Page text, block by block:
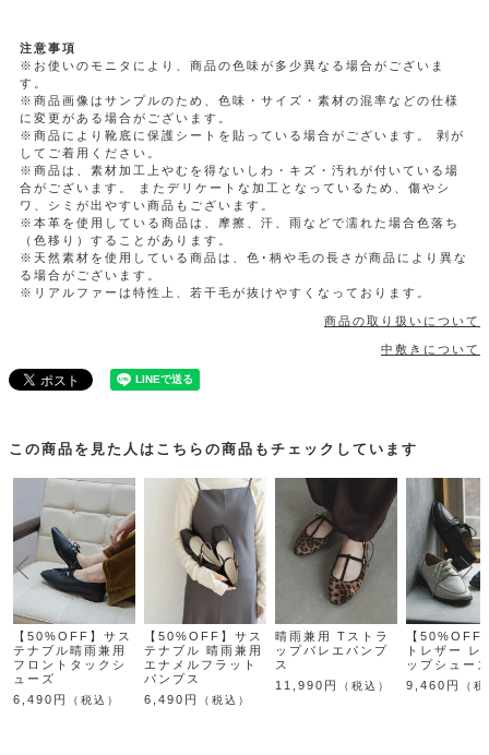
注意事項
※お使いのモニタにより、商品の色味が多少異なる場合がございま
す。
※商品画像はサンプルのため、色味・サイズ・素材の混率などの仕様
に変更がある場合がございます。
※商品により靴底に保護シートを貼っている場合がございます。 剥が
してご着用ください。
※商品は、素材加工上やむを得ないしわ・キズ・汚れが付いている場
合がございます。 またデリケートな加工となっているため、傷やシ
ワ、シミが出やすい商品もございます。
※本革を使用している商品は、摩擦、汗、雨などで濡れた場合色落ち
（色移り）することがあります。
※天然素材を使用している商品は、色･柄や毛の長さが商品により異な
る場合がございます。
※リアルファーは特性上、若干毛が抜けやすくなっております。
商品の取り扱いについて
中敷きについて
この商品を見た人はこちらの商品もチェックしています
【50%OFF】サス
テナブル晴雨兼用
フロントタックシ
ューズ
6,490円
（税込）
【50%OFF】サス
テナブル 晴雨兼用
エナメルフラット
パンプス
6,490円
（税込）
晴雨兼用 Tストラ
ップバレエパンプ
ス
11,990円
（税込）
【50%OFF
トレザー レ
ップシュー
9,460円
（